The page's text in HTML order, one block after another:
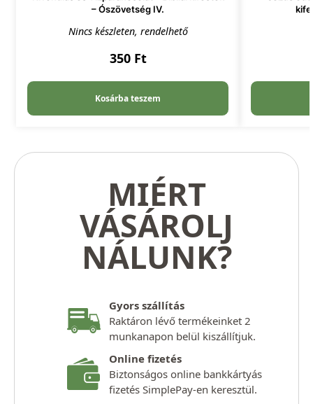
– Ószövetség IV.
Nincs készleten, rendelhető
350 Ft
Kosárba teszem
MIÉRT
VÁSÁROLJ
NÁLUNK?
Gyors szállítás
Raktáron lévő termékeinket 2
munkanapon belül kiszállítjuk.
Online fizetés
Biztonságos online bankkártyás
fizetés SimplePay-en keresztül.